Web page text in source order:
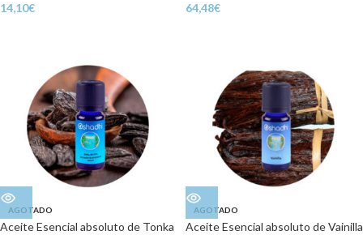
14,10€ 64,48€
AGOTADO
Aceite Esencial absoluto de Tonka
AGOTADO
Aceite Esencial absoluto de Vainilla